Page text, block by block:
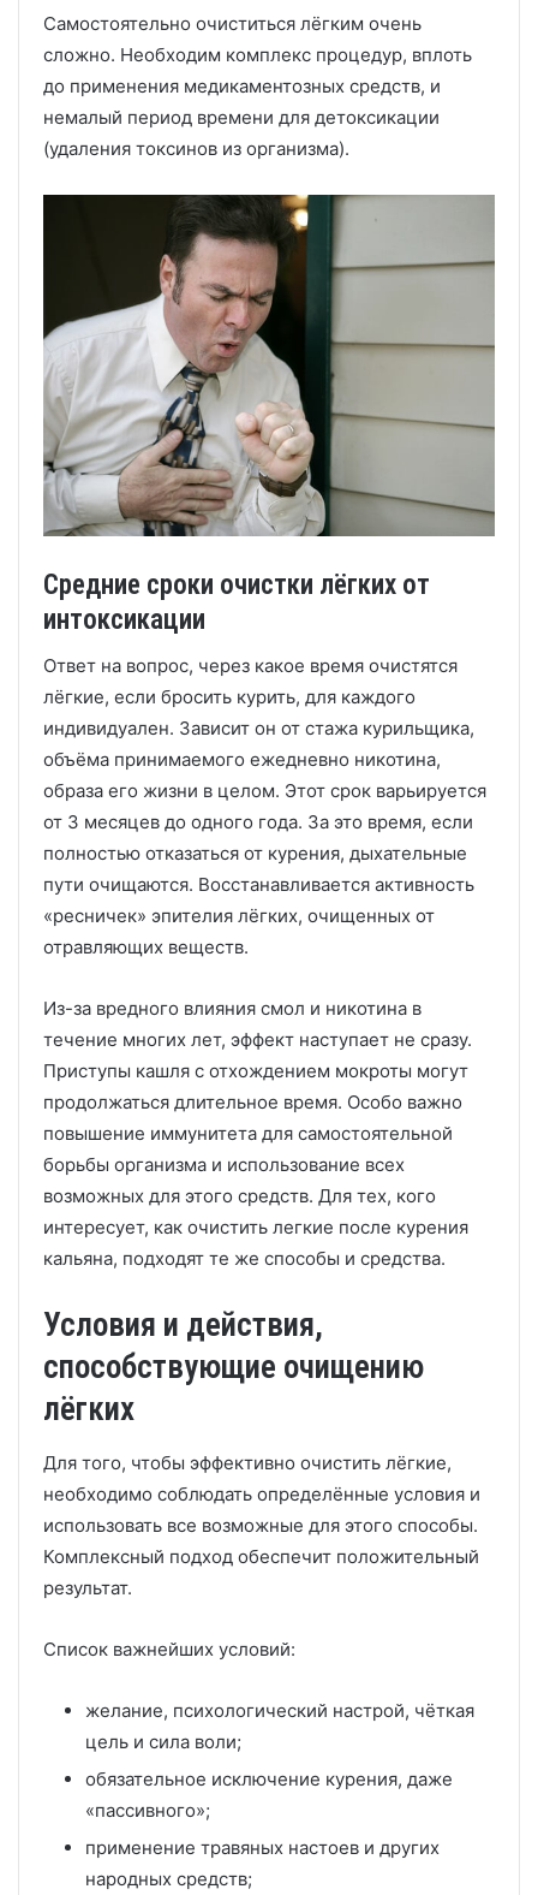
Самостоятельно очиститься лёгким очень
сложно. Необходим комплекс процедур, вплоть
до применения медикаментозных средств, и
немалый период времени для детоксикации
(удаления токсинов из организма).
Средние сроки очистки лёгких от
интоксикации
Ответ на вопрос, через какое время очистятся
лёгкие, если бросить курить, для каждого
индивидуален. Зависит он от стажа курильщика,
объёма принимаемого ежедневно никотина,
образа его жизни в целом. Этот срок варьируется
от 3 месяцев до одного года. За это время, если
полностью отказаться от курения, дыхательные
пути очищаются. Восстанавливается активность
«ресничек» эпителия лёгких, очищенных от
отравляющих веществ.
Из-за вредного влияния смол и никотина в
течение многих лет, эффект наступает не сразу.
Приступы кашля с отхождением мокроты могут
продолжаться длительное время. Особо важно
повышение иммунитета для самостоятельной
борьбы организма и использование всех
возможных для этого средств. Для тех, кого
интересует, как очистить легкие после курения
кальяна, подходят те же способы и средства.
Условия и действия,
способствующие очищению
лёгких
Для того, чтобы эффективно очистить лёгкие,
необходимо соблюдать определённые условия и
использовать все возможные для этого способы.
Комплексный подход обеспечит положительный
результат.
Список важнейших условий:
желание, психологический настрой, чёткая
цель и сила воли;
обязательное исключение курения, даже
«пассивного»;
применение травяных настоев и других
народных средств;